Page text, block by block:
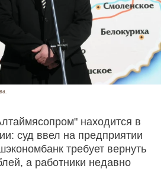
находится в
суд ввел на предприятии
требует вернуть
а работники недавно